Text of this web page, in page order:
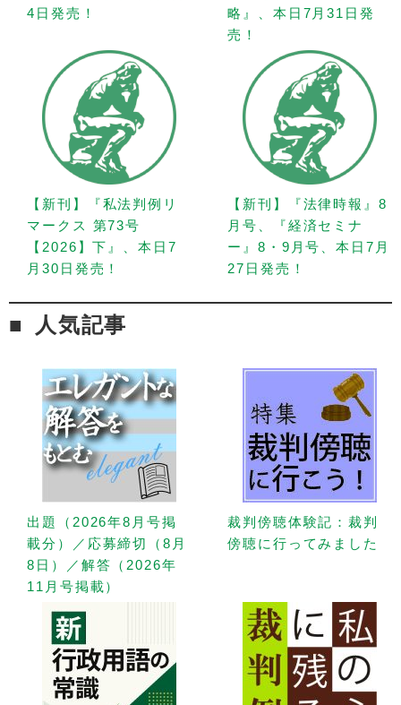
4日発売！
略』、本日7月31日発
売！
【新刊】『私法判例リ
マークス 第73号
【2026】下』、本日7
月30日発売！
【新刊】『法律時報』8
月号、『経済セミナ
ー』8・9月号、本日7月
27日発売！
人気記事
出題（2026年8月号掲
載分）／応募締切（8月
8日）／解答（2026年
11月号掲載）
裁判傍聴体験記：裁判
傍聴に行ってみました